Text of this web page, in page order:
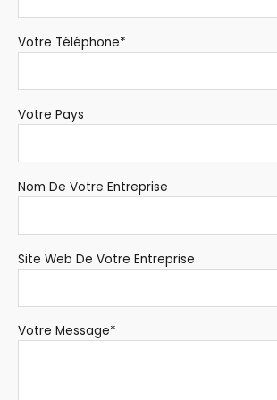
Votre Téléphone*
Votre Pays
Nom De Votre Entreprise
Site Web De Votre Entreprise
Votre Message*